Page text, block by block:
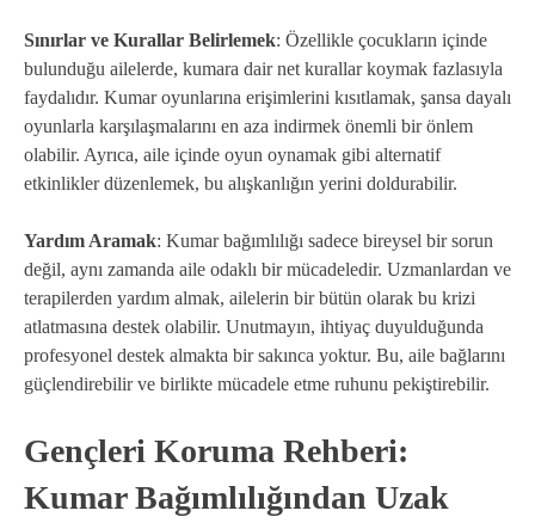
Sınırlar ve Kurallar Belirlemek: Özellikle çocukların içinde
bulunduğu ailelerde, kumara dair net kurallar koymak fazlasıyla
faydalıdır. Kumar oyunlarına erişimlerini kısıtlamak, şansa dayalı
oyunlarla karşılaşmalarını en aza indirmek önemli bir önlem
olabilir. Ayrıca, aile içinde oyun oynamak gibi alternatif
etkinlikler düzenlemek, bu alışkanlığın yerini doldurabilir.
Yardım Aramak: Kumar bağımlılığı sadece bireysel bir sorun
değil, aynı zamanda aile odaklı bir mücadeledir. Uzmanlardan ve
terapilerden yardım almak, ailelerin bir bütün olarak bu krizi
atlatmasına destek olabilir. Unutmayın, ihtiyaç duyulduğunda
profesyonel destek almakta bir sakınca yoktur. Bu, aile bağlarını
güçlendirebilir ve birlikte mücadele etme ruhunu pekiştirebilir.
Gençleri Koruma Rehberi:
Kumar Bağımlılığından Uzak